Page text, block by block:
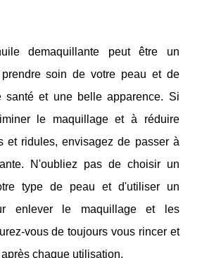
demaquillante peut être un
soin de votre peau et de
santé et une belle apparence. Si
le maquillage et à réduire
et ridules, envisagez de passer à
N'oubliez pas de choisir un
type de peau et d'utiliser un
enlever le maquillage et les
vous de toujours vous rincer et
chaque utilisation.